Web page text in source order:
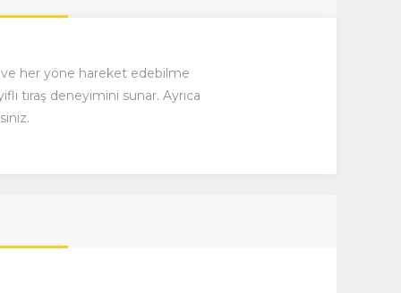
ve her yöne hareket edebilme
tıraş deneyimini sunar. Ayrıca